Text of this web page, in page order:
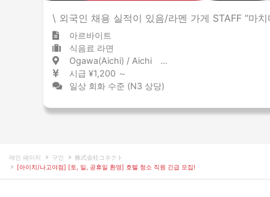
\ 외국인 채용 실적이 있음/라멘 가게 STAFF “마
아르바이트
식음료 라면
Ogawa(Aichi) / Aichi 緒川 / 愛知県
시급 ¥1,200 ～
일상 회화 수준 (N3 상당)
메인 페이지 구인
株式会社コネクト
[아이치/나고야점] [토, 일, 공휴일 환영] 호텔 청소 직원 긴급 모집!